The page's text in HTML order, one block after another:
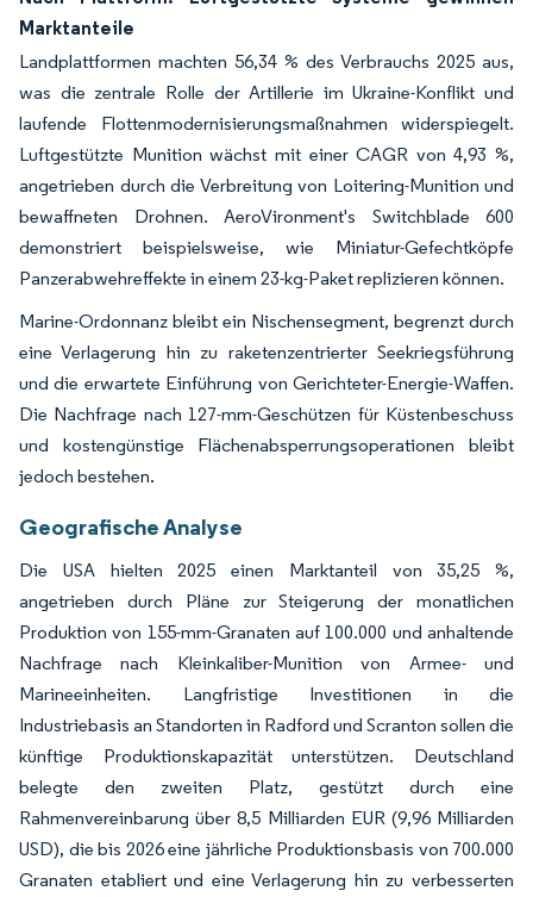
Marktanteile
Landplattformen machten 56,34 % des Verbrauchs 2025 aus,
was die zentrale Rolle der Artillerie im Ukraine-Konflikt und
laufende Flottenmodernisierungsmaßnahmen widerspiegelt.
Luftgestützte Munition wächst mit einer CAGR von 4,93 %,
angetrieben durch die Verbreitung von Loitering-Munition und
bewaffneten Drohnen. AeroVironment's Switchblade 600
demonstriert beispielsweise, wie Miniatur-Gefechtköpfe
Panzerabwehreffekte in einem 23-kg-Paket replizieren können.
Marine-Ordonnanz bleibt ein Nischensegment, begrenzt durch
eine Verlagerung hin zu raketenzentrierter Seekriegsführung
und die erwartete Einführung von Gerichteter-Energie-Waffen.
Die Nachfrage nach 127-mm-Geschützen für Küstenbeschuss
und kostengünstige Flächenabsperrungsoperationen bleibt
jedoch bestehen.
Geografische Analyse
Die USA hielten 2025 einen Marktanteil von 35,25 %,
angetrieben durch Pläne zur Steigerung der monatlichen
Produktion von 155-mm-Granaten auf 100.000 und anhaltende
Nachfrage nach Kleinkaliber-Munition von Armee- und
Marineeinheiten. Langfristige Investitionen in die
Industriebasis an Standorten in Radford und Scranton sollen die
künftige Produktionskapazität unterstützen. Deutschland
belegte den zweiten Platz, gestützt durch eine
Rahmenvereinbarung über 8,5 Milliarden EUR (9,96 Milliarden
USD), die bis 2026 eine jährliche Produktionsbasis von 700.000
Granaten etabliert und eine Verlagerung hin zu verbesserten